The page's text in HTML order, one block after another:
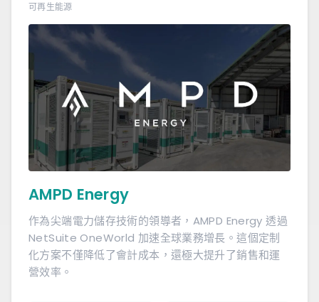
可再生能源
AMPD Energy
作為尖端電力儲存技術的領導者，AMPD Energy 透過
NetSuite OneWorld 加速全球業務增長。這個定制
化方案不僅降低了會計成本，還極大提升了銷售和運
營效率。